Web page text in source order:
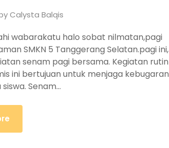
Calysta Balqis
wabarakatu halo sobat nilmatan,pagi
SMKN 5 Tanggerang Selatan.pagi ini,
senam pagi bersama. Kegiatan rutin
ini bertujuan untuk menjaga kebugaran
Senam…